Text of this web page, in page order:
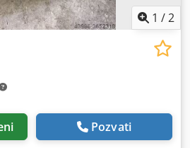
1 /2
Pozvati